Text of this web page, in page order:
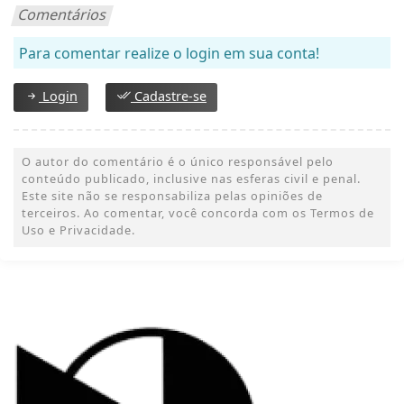
Comentários
Para comentar realize o login em sua conta!
Login Cadastre-se
O autor do comentário é o único responsável pelo
conteúdo publicado, inclusive nas esferas civil e penal.
Este site não se responsabiliza pelas opiniões de
terceiros. Ao comentar, você concorda com os Termos de
Uso e Privacidade.